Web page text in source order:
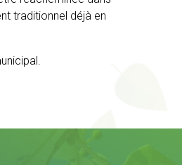
traditionnel déjà en